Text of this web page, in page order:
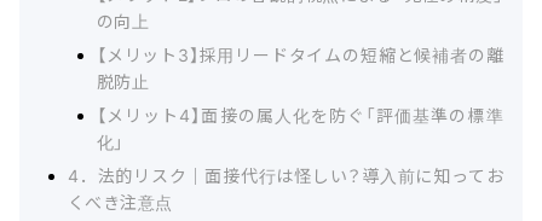
の向上
【メリット3】採用リードタイムの短縮と候補者の離
脱防止
【メリット4】面接の属人化を防ぐ「評価基準の標準
化」
4．法的リスク｜面接代行は怪しい？導入前に知ってお
くべき注意点